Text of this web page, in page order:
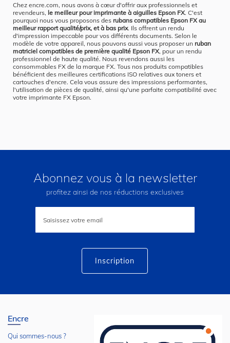
Chez encre.com, nous avons à cœur d'offrir aux professionnels et
revendeurs, le meilleur pour imprimante à aiguilles Epson FX. C'est
pourquoi nous vous proposons des rubans compatibles Epson FX au
meilleur rapport qualité/prix, et à bas prix. Ils offrent un rendu
d'impression impeccable pour vos différents documents. Selon le
modèle de votre appareil, nous pouvons aussi vous proposer un ruban
matriciel compatibles de première qualité Epson FX, pour un rendu
professionnel de haute qualité. Nous revendons aussi les
consommables FX de la marque FX. Tous nos produits compatibles
bénéficient des meilleures certifications ISO relatives aux toners et
cartouches d'encre. Cela vous assure des impressions performantes,
l'utilisation de pièces de qualité, ainsi qu'une parfaite compatibilité avec
votre imprimante FX Epson.
Abonnez vous à la newsletter
profitez ainsi de nos réductions exclusives
lettre
Inscription
Encre
Qui sommes-nous ?